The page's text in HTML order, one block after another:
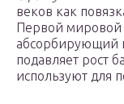
веков как
Первой мировой
абсорбирующий
подавляет рост
используют для